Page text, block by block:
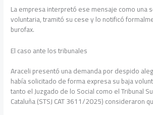
La empresa interpretó ese mensaje como una
voluntaria, tramitó su cese y lo notificó
burofax.
El caso ante los tribunales
Araceli presentó una demanda por despido
había solicitado de forma expresa su baja
tanto el Juzgado de lo Social como el Tribunal
Cataluña (STSJ CAT 3611/2025) consideraron